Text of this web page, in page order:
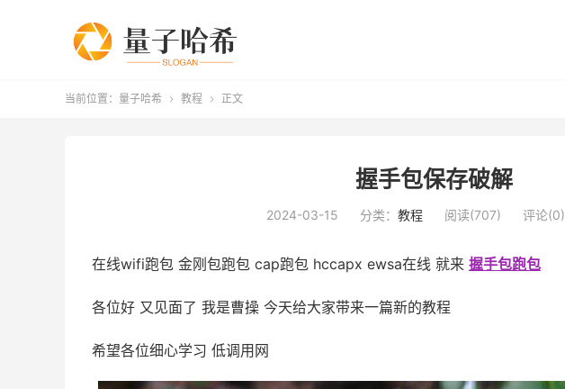
当前位置： 量子哈希  教程  正文
握手包保存破解
2024-03-15 分类： 教程 阅读(707) 评论(0)
在线wifi跑包 金刚包跑包 cap跑包 hccapx ewsa在线 就来 握手包跑包
各位好 又见面了 我是曹操 今天给大家带来一篇新的教程
希望各位细心学习 低调用网